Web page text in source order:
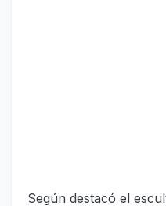
Según destacó el